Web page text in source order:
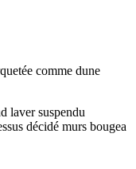
comme dune
laver suspendu
décidé murs bougea